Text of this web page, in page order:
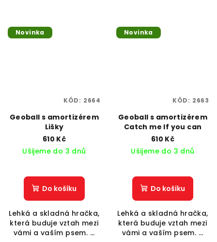
Novinka
Geoball s amortizérem
Lišky
610 Kč
Ušijeme do 3 dnů
Do košíku
Lehká a skladná hračka,
která buduje vztah mezi
vámi a vaším psem. ...
KÓD: 2664
Novinka
Geoball s amortizérem
Catch me If you can
610 Kč
Ušijeme do 3 dnů
Do košíku
Lehká a skladná hračka,
která buduje vztah mezi
vámi a vaším psem. ...
KÓD: 2663